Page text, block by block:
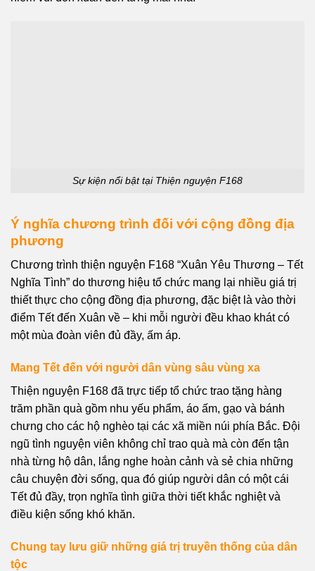
Sự kiện nổi bật tại Thiện nguyện F168
Ý nghĩa chương trình đối với cộng đồng địa
phương
Chương trình thiện nguyện F168 “Xuân Yêu Thương – Tết
Nghĩa Tình” do thương hiệu tổ chức mang lại nhiều giá trị
thiết thực cho cộng đồng địa phương, đặc biệt là vào thời
điểm Tết đến Xuân về – khi mỗi người đều khao khát có
một mùa đoàn viên đủ đầy, ấm áp.
Mang Tết đến với người dân vùng sâu vùng xa
Thiện nguyện F168 đã trực tiếp tổ chức trao tặng hàng
trăm phần quà gồm nhu yếu phẩm, áo ấm, gạo và bánh
chưng cho các hộ nghèo tại các xã miền núi phía Bắc. Đội
ngũ tình nguyện viên không chỉ trao quà mà còn đến tận
nhà từng hộ dân, lắng nghe hoàn cảnh và sẻ chia những
câu chuyện đời sống, qua đó giúp người dân có một cái
Tết đủ đầy, trọn nghĩa tình giữa thời tiết khắc nghiệt và
điều kiện sống khó khăn.
Chung tay lưu giữ những giá trị truyền thống của dân
tộc